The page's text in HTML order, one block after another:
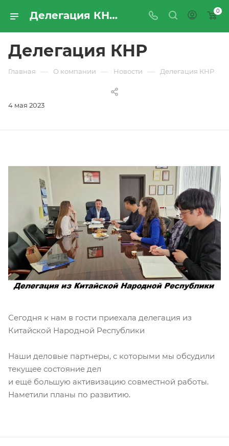
Делегация КНР | Новости компании «ПРОМРЕСУРССЕРВИС» 0
Делегация КНР
Главная — О компании — Новости — Делегация КНР
4 мая 2023
Сегодня к нам в гости приехала делегация из
Китайской Народной Республики
Наши деловые партнеры, с которыми мы обсудили
текущее состояние дел
и ещё большую активизацию совместной работы.
Наметили планы по развитию.